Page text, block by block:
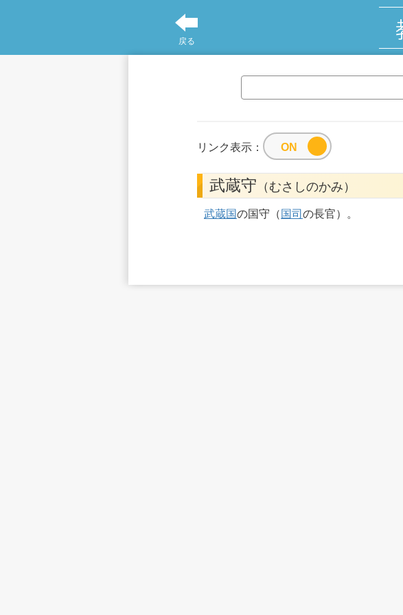
戻る
リンク表示：
武蔵守 （むさしのかみ）
武蔵国の国守（ 国司 の長官）。